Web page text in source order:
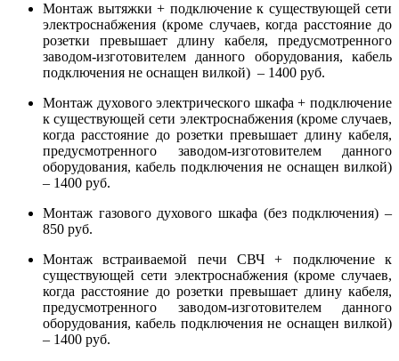
Монтаж вытяжки + подключение к существующей сети
электроснабжения (кроме случаев, когда расстояние до
розетки превышает длину кабеля, предусмотренного
заводом-изготовителем данного оборудования, кабель
подключения не оснащен вилкой) – 1400 руб.
Монтаж духового электрического шкафа + подключение
к существующей сети электроснабжения (кроме случаев,
когда расстояние до розетки превышает длину кабеля,
предусмотренного заводом-изготовителем данного
оборудования, кабель подключения не оснащен вилкой)
– 1400 руб.
Монтаж газового духового шкафа (без подключения) –
850 руб.
Монтаж встраиваемой печи СВЧ + подключение к
существующей сети электроснабжения (кроме случаев,
когда расстояние до розетки превышает длину кабеля,
предусмотренного заводом-изготовителем данного
оборудования, кабель подключения не оснащен вилкой)
– 1400 руб.